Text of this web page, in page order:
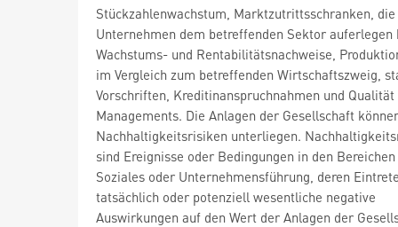
Stückzahlenwachstum, Marktzutrittsschranken, die
Unternehmen dem betreffenden Sektor auferlegen
Wachstums- und Rentabilitätsnachweise,
im Vergleich zum betreffenden Wirtschaftszweig,
Vorschriften, Kreditinanspruchnahmen und Qualität
Managements. Die Anlagen der Gesellschaft
Nachhaltigkeitsrisiken unterliegen.
sind Ereignisse oder Bedingungen in den
Soziales oder Unternehmensführung, deren
tatsächlich oder potenziell wesentliche negative
Auswirkungen auf den Wert der Anlagen der